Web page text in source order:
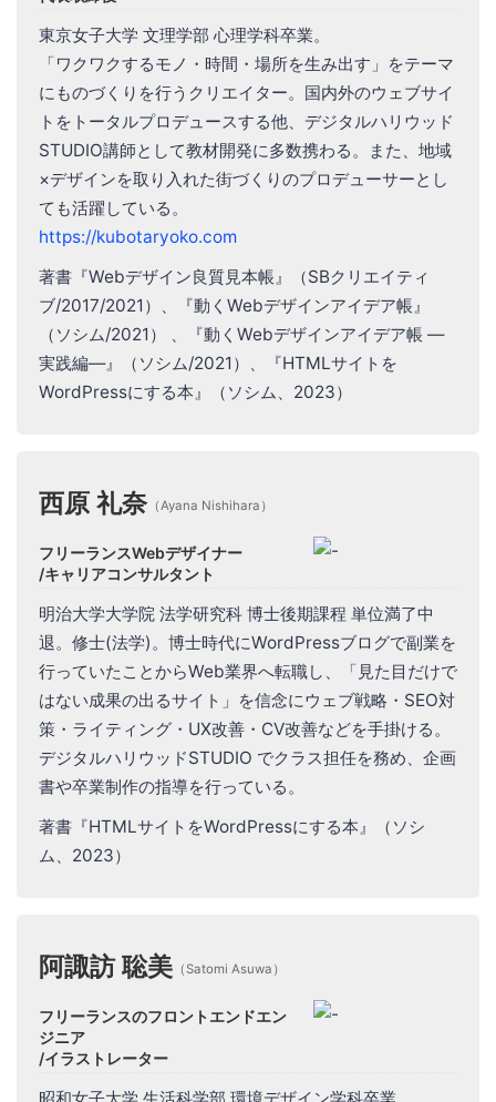
東京女子大学 文理学部 心理学科卒業。
「ワクワクするモノ・時間・場所を生み出す」をテーマ
にものづくりを行うクリエイター。国内外のウェブサイ
トをトータルプロデュースする他、デジタルハリウッド
STUDIO講師として教材開発に多数携わる。また、地域
×デザインを取り入れた街づくりのプロデューサーとし
ても活躍している。
https://kubotaryoko.com
著書『Webデザイン良質見本帳』（SBクリエイティ
ブ/2017/2021）、『動くWebデザインアイデア帳』
（ソシム/2021） 、『動くWebデザインアイデア帳 ―
実践編―』（ソシム/2021）、『HTMLサイトを
WordPressにする本』（ソシム、2023）
西原 礼奈（Ayana Nishihara）
フリーランスWebデザイナー
/キャリアコンサルタント
明治大学大学院 法学研究科 博士後期課程 単位満了中
退。修士(法学)。博士時代にWordPressブログで副業を
行っていたことからWeb業界へ転職し、「見た目だけで
はない成果の出るサイト」を信念にウェブ戦略・SEO対
策・ライティング・UX改善・CV改善などを手掛ける。
デジタルハリウッドSTUDIO でクラス担任を務め、企画
書や卒業制作の指導を行っている。
著書『HTMLサイトをWordPressにする本』（ソシ
ム、2023）
阿諏訪 聡美 （Satomi Asuwa）
フリーランスのフロントエンドエン
ジニア
/イラストレーター